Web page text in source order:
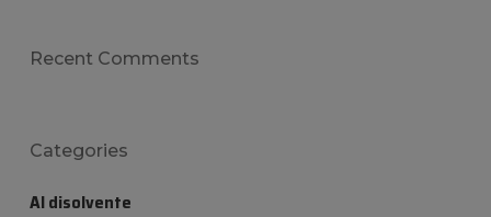
Recent Comments
Categories
Al disolvente